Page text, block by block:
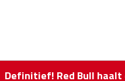
Definitief! Red Bull